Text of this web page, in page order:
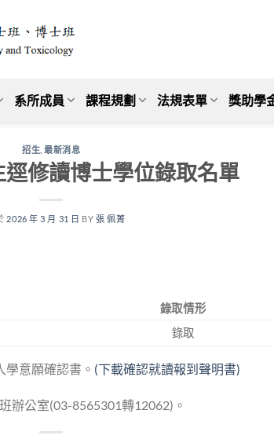
系所成員 課程規劃 法規表單 獎助學
招生 ,最新消息
修讀博士學位錄取名單
2026 年 3 月 31 日 BY張 佩菁
錄取情形
錄取
意願確認書。 (下載確認就讀報到聲明書)
辦公室(03-8565301轉12062)。